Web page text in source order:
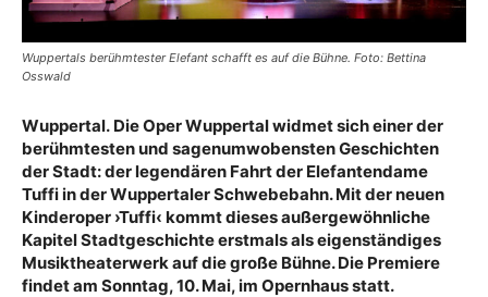
Wuppertals berühmtester Elefant schafft es auf die Bühne. Foto: Bettina
Osswald
Wuppertal. Die Oper Wuppertal widmet sich einer der
berühmtesten und sagenumwobensten Geschichten
der Stadt: der legendären Fahrt der Elefantendame
Tuffi in der Wuppertaler Schwebebahn. Mit der neuen
Kinderoper ›Tuffi‹ kommt dieses außergewöhnliche
Kapitel Stadtgeschichte erstmals als eigenständiges
Musiktheaterwerk auf die große Bühne. Die Premiere
findet am Sonntag, 10. Mai, im Opernhaus statt.